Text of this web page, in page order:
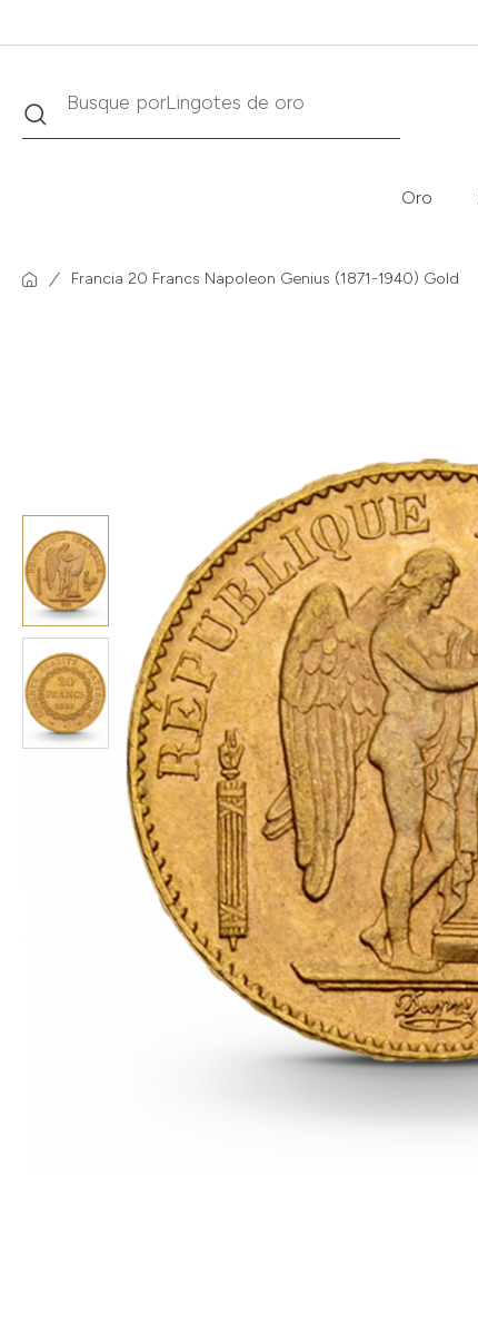
BuscarBusque porKrugerrand
Oro
Francia 20 Francs Napoleon Genius (1871-1940) Gold